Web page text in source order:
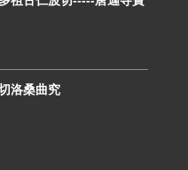
洛桑曲究